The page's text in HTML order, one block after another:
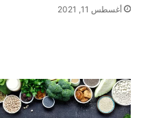
أغسطس 11, 2021